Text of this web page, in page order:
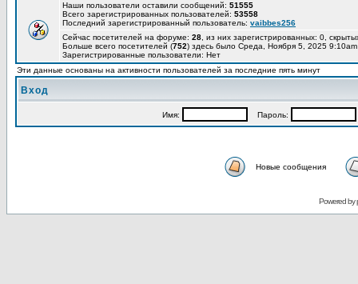
Наши пользователи оставили сообщений: 51555
Всего зарегистрированных пользователей: 53558
Последний зарегистрированный пользователь: vaibbes256
Сейчас посетителей на форуме: 28 , из них зарегистрированных: 0,
Больше всего посетителей (752) здесь было Среда, Ноября 5, 2025 9:10am
Зарегистрированные пользователи: Нет
Эти данные основаны на активности пользователей за последние пять минут
Вход
Имя: Пароль:
Новые сообщения
Powered by